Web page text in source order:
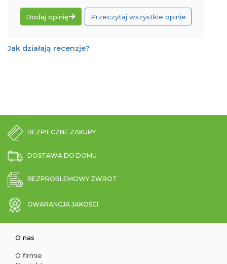
Dodaj opinię Przeczytaj wszystkie opinie
Jak działają recenzje?
BEZPIECZNE ZAKUPY
DOSTAWA DO DOMU
BEZPROBLEMOWY ZWROT
GWARANCJA JAKOŚCI
O nas
O firmie